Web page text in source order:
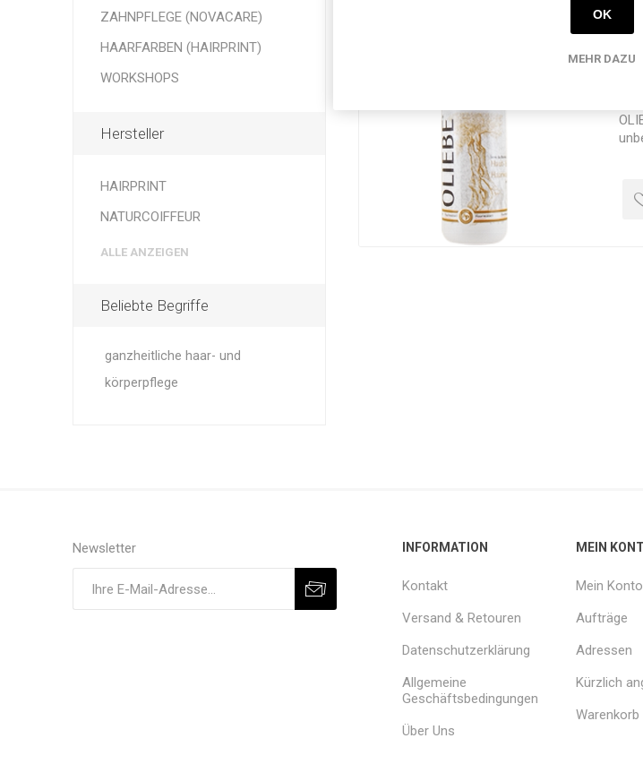
ZAHNPFLEGE (NOVACARE)
HAARFARBEN (HAIRPRINT)
WORKSHOPS
Hersteller
HAIRPRINT
NATURCOIFFEUR
ALLE ANZEIGEN
Beliebte Begriffe
ganzheitliche haar- und
körperpflege
Newsletter INFORMATION
Kontakt
Versand & Retouren
Datenschutzerklärung
Allgemeine
Geschäftsbedingungen
Über Uns
MEIN
Mein Konto
Aufträge
Adressen
Kürzlich
Warenkorb
OK
MEHR DAZU